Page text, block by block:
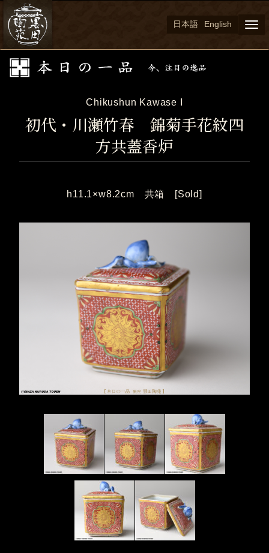
日本語 English
Chikushun Kawase I
初代・川瀬竹春 錦菊手花紋四
方共蓋香炉
h11.1×w8.2cm 共箱 [Sold]